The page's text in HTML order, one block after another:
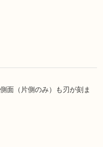
面（片側のみ）も刃が刻ま